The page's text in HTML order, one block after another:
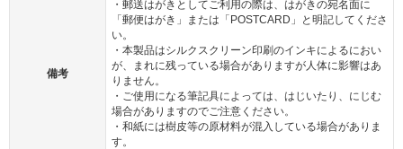
備考
・郵送はがきとしてご利用の際は、はがきの宛名面に
「郵便はがき」または「POSTCARD」と明記してくださ
い。
・本製品はシルクスクリーン印刷のインキによるにおい
が、まれに残っている場合がありますが人体に影響はあ
りません。
・ご使用になる筆記具によっては、はじいたり、にじむ
場合がありますのでご注意ください。
・和紙には樹皮等の原材料が混入している場合がありま
す。